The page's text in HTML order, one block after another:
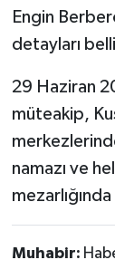
Engin
detayları
29 Haziran
müteakip,
namazı ve
Muhabir: